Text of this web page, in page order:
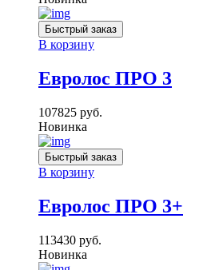
Быстрый заказ
В корзину
Евролос ПРО 3
107825 руб.
Новинка
Быстрый заказ
В корзину
Евролос ПРО 3+
113430 руб.
Новинка